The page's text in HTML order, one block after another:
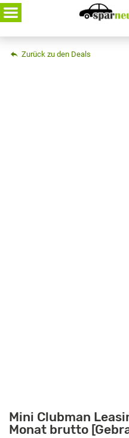
Skip
to
content
Zurück zu den Deals
Mini Clubman
Monat brutto